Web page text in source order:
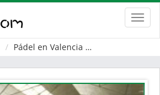
Pádel en Valencia